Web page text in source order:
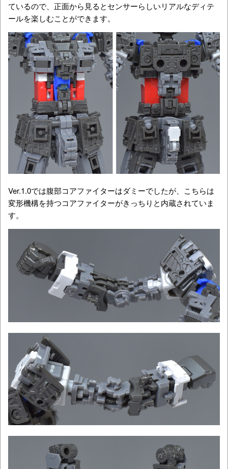
ているので、正面から見るとセンサーらしいリアルなディテ
ールを楽しむことができます。
Ver.1.0では腹部コアファイターはダミーでしたが、こちらは
変形機構を持つコアファイターがきっちりと内蔵されていま
す。